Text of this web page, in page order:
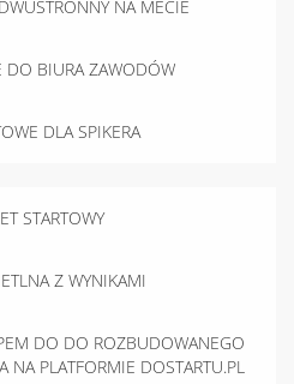
NA MECIE
DO BIURA ZAWODÓW
DLA SPIKERA
STARTOWY
Z WYNIKAMI
DO DO ROZBUDOWANEGO
NA PLATFORMIE DOSTARTU.PL